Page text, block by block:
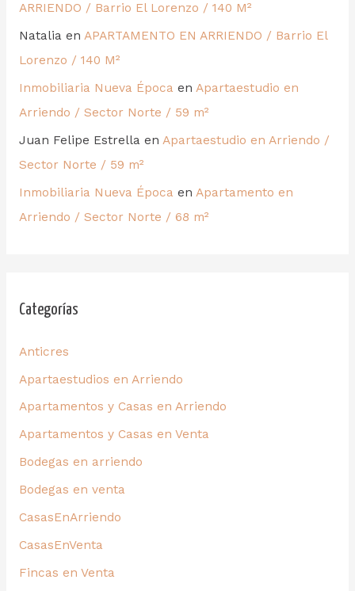
ARRIENDO / Barrio El Lorenzo / 140 M²
Nataliaen APARTAMENTO EN ARRIENDO / Barrio El
Lorenzo / 140 M²
Inmobiliaria Nueva Época en Apartaestudio en
Arriendo / Sector Norte / 59 m²
Juan Felipe Estrellaen Apartaestudio en Arriendo /
Sector Norte / 59 m²
Inmobiliaria Nueva Época en Apartamento en
Arriendo / Sector Norte / 68 m²
Categorías
Anticres
Apartaestudios en Arriendo
Apartamentos y Casas en Arriendo
Apartamentos y Casas en Venta
Bodegas en arriendo
Bodegas en venta
CasasEnArriendo
CasasEnVenta
Fincas en Venta